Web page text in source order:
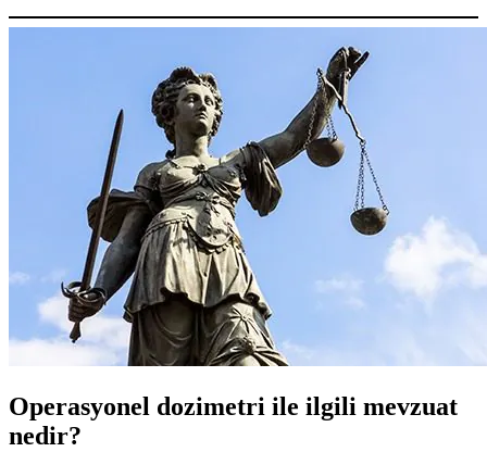
Operasyonel dozimetri ile ilgili mevzuat
nedir?